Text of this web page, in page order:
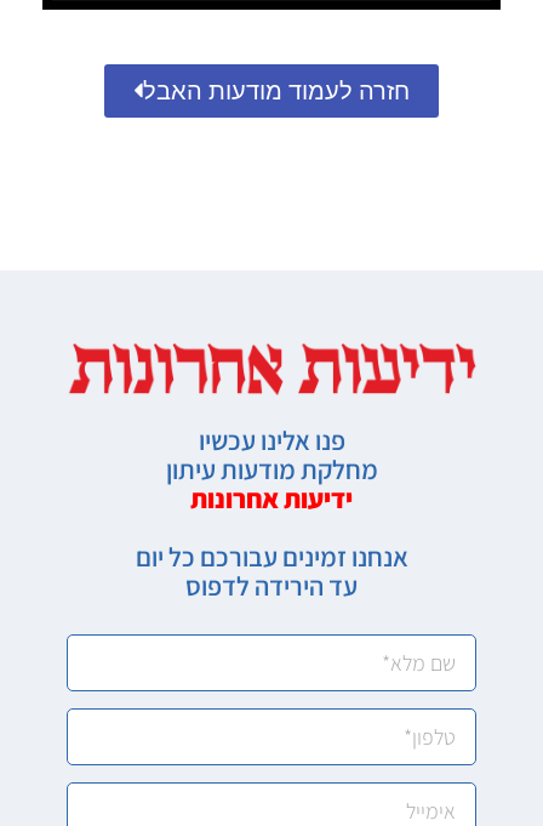
חזרה לעמוד מודעות האבל
פנו אלינו עכשיו
מחלקת מודעות עיתון
ידיעות אחרונות
אנחנו זמינים עבורכם כל יום
עד הירידה לדפוס